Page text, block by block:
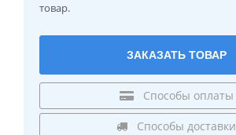
товар.
ЗАКАЗАТЬ ТОВАР
Способы оплаты
Способы доставки